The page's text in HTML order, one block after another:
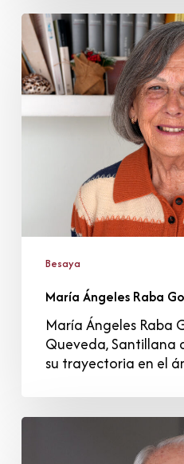
María
Ángeles
Raba
González
Besaya
María Ángeles Raba
María Ángeles Raba
Queveda, Santillana
su trayectoria en el
Tomás